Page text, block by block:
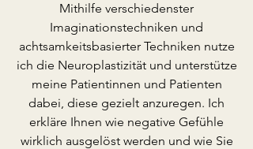
Mithilfe verschiedenster
Imaginationstechniken und
achtsamkeitsbasierter Techniken nutze
ich die Neuroplastizität und unterstütze
meine Patientinnen und Patienten
dabei, diese gezielt anzuregen. Ich
erkläre Ihnen wie negative Gefühle
wirklich ausgelöst werden und wie Sie